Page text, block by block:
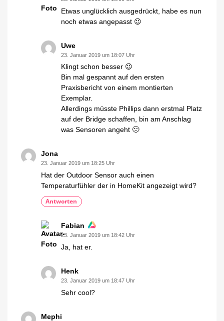
Etwas unglücklich ausgedrückt, habe es nun
noch etwas angepasst 😉
Uwe
23. Januar 2019 um 18:07 Uhr
Klingt schon besser 😉
Bin mal gespannt auf den ersten
Praxisbericht von einem montierten
Exemplar.
Allerdings müsste Phillips dann erstmal Platz
auf der Bridge schaffen, bin am Anschlag
was Sensoren angeht 🙁
Jona
23. Januar 2019 um 18:25 Uhr
Hat der Outdoor Sensor auch einen
Temperaturfühler der in HomeKit angezeigt wird?
Antworten
Fabian
23. Januar 2019 um 18:42 Uhr
Ja, hat er.
Henk
23. Januar 2019 um 18:47 Uhr
Sehr cool?
Mephi